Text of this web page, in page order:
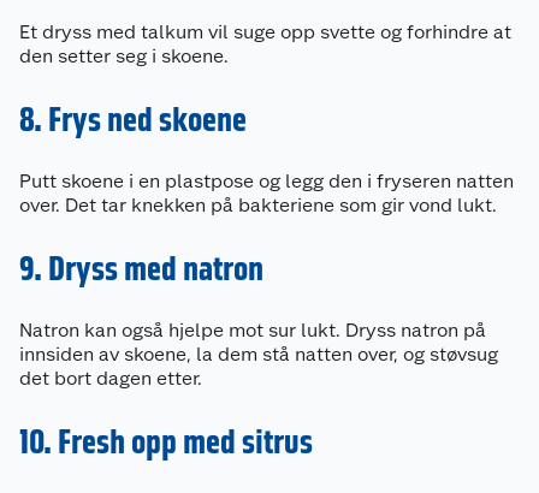
Et dryss med talkum vil suge opp svette og forhindre at
den setter seg i skoene.
8. Frys ned skoene
Putt skoene i en plastpose og legg den i fryseren natten
over. Det tar knekken på bakteriene som gir vond lukt.
9. Dryss med natron
Natron kan også hjelpe mot sur lukt. Dryss natron på
innsiden av skoene, la dem stå natten over, og støvsug
det bort dagen etter.
10. Fresh opp med sitrus